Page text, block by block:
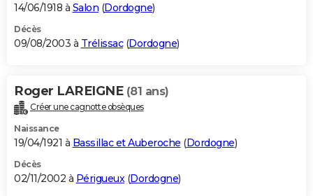
14/06/1918 à Salon (Dordogne)
Décès
09/08/2003 à Trélissac(Dordogne)
Roger LAREIGNE (81 ans)
Créer une cagnotte obsèques
Naissance
19/04/1921 à Bassillac et Auberoche (Dordogne)
Décès
02/11/2002 à Périgueux(Dordogne)